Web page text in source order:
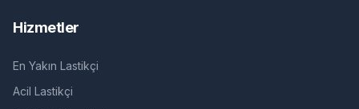
Hizmetler
En Yakın Lastikçi
Acil Lastikçi